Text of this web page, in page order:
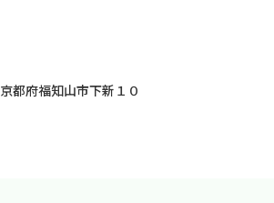
京都府福知山市下新１０